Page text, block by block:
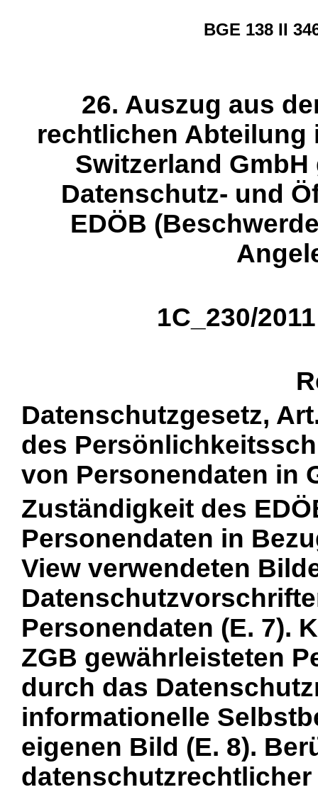
BGE 138 II
26. Auszug aus
rechtlichen Abteilung
Switzerland
Datenschutz- und
EDÖB
1C_230/
Datenschutzgesetz,
des
von Personendaten in
Zuständigkeit des
Personendaten in
View verwendeten
Personendaten (E. 7).
ZGB gewährleisteten
durch das
informationelle
eigenen Bild (E. 8).
datenschutzrechtlicher